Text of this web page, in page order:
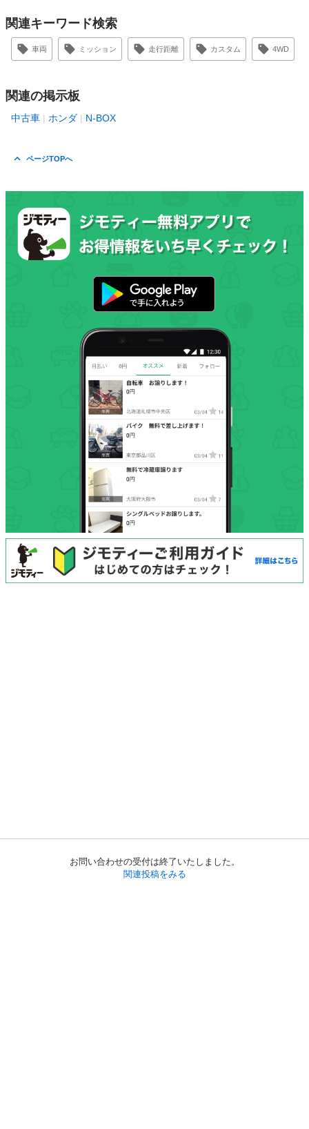
お問い合わせの受付は終了いたしました。
関連投稿をみる
関連キーワード検索
車両 ミッション 走行距離 カスタム 4WD
関連の掲示板
中古車 ホンダ N-BOX
ページTOPへ